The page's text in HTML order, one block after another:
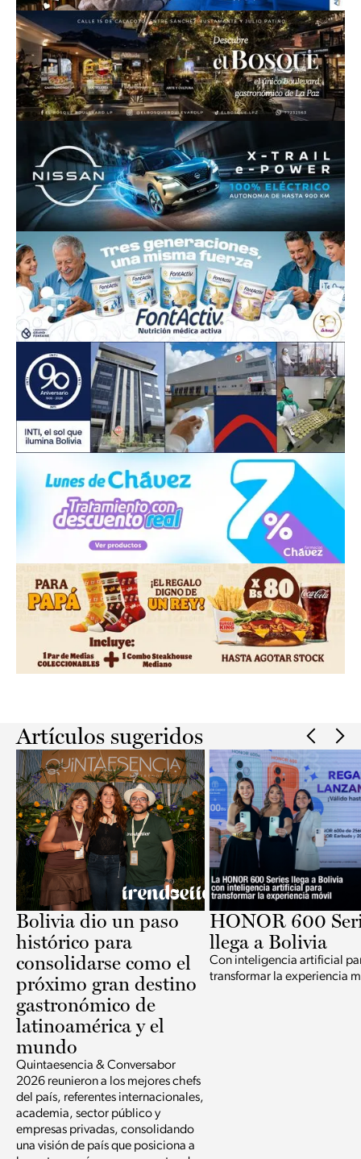
Artículos sugeridos
Bolivia dio un paso
histórico para
consolidarse como el
próximo gran destino
gastronómico de
latinoamérica y el
mundo
Quintaesencia & Conversabor
2026 reunieron a los mejores chefs
del país, referentes internacionales,
academia, sector público y
empresas privadas, consolidando
una visión de país que posiciona a
HONOR 600
llega a Bolivia
Con inteligencia artificial
transformar la experiencia